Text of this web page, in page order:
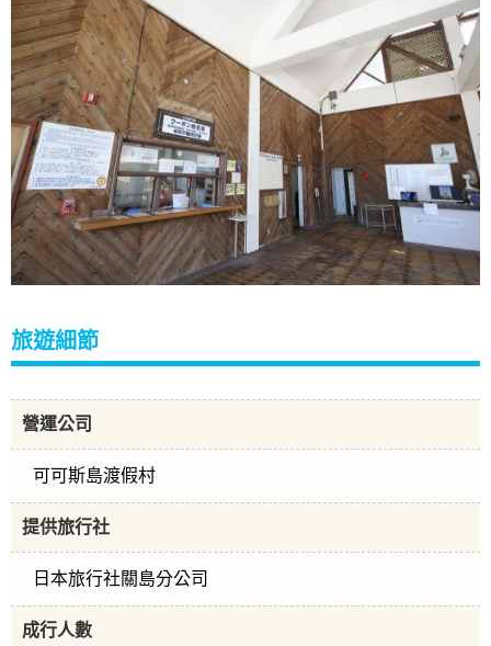
旅遊細節
營運公司
可可斯島渡假村
提供旅行社
日本旅行社關島分公司
成行人數